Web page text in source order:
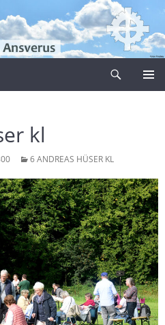
kl
6 ANDREAS HÜSER KL